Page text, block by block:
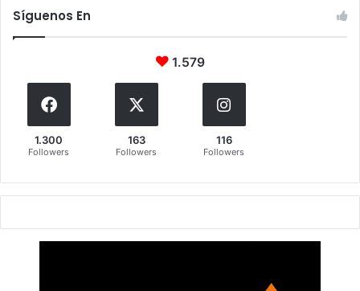
Síguenos En
1.579
1.300
Followers
163
Followers
116
Followers